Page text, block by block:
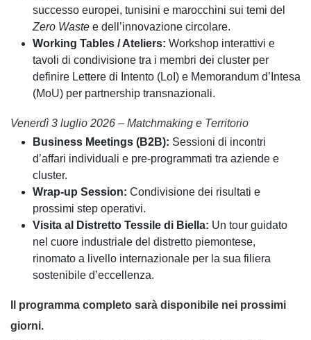
successo europei, tunisini e marocchini sui temi del
Zero Waste e dell’innovazione circolare.
Working Tables / Ateliers: Workshop interattivi e
tavoli di condivisione tra i membri dei cluster per
definire Lettere di Intento (LoI) e Memorandum d’Intesa
(MoU) per partnership transnazionali.
Venerdì 3 luglio 2026 – Matchmaking e Territorio
Business Meetings (B2B): Sessioni di incontri
d’affari individuali e pre-programmati tra aziende e
cluster.
Wrap-up Session: Condivisione dei risultati e
prossimi step operativi.
Visita al Distretto Tessile di Biella: Un tour guidato
nel cuore industriale del distretto piemontese,
rinomato a livello internazionale per la sua filiera
sostenibile d’eccellenza.
Il programma completo sarà disponibile nei prossimi
giorni.